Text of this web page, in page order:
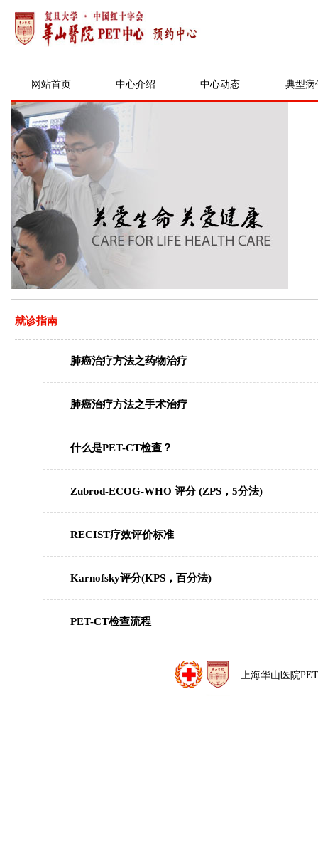
网站首页 中心介绍 中心动态 典型病
就诊指南
肺癌治疗方法之药物治疗
肺癌治疗方法之手术治疗
什么是PET-CT检查？
Zubrod-ECOG-WHO 评分 (ZPS，5分法)
RECIST疗效评价标准
Karnofsky评分(KPS，百分法)
PET-CT检查流程
上海华山医院